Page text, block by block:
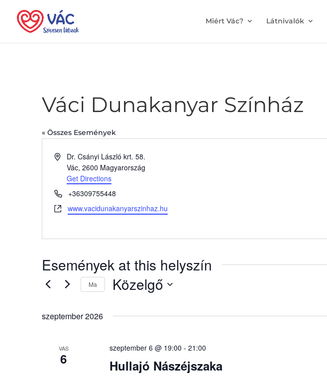
Miért Vác? Látnivalók
Váci Dunakanyar Színház
« Összes Események
AddressDr. Csányi László krt. 58.
Vác, 2600 Magyarország
Get Directions
Phone+36309755448
Websitewww.vacidunakanyarszinhaz.hu
Események at this helyszín
Ma Közelgő
szeptember 2026
VAS
6 Hullajó Nászéjszaka
szeptember 6 @ 19:00 - 21:00